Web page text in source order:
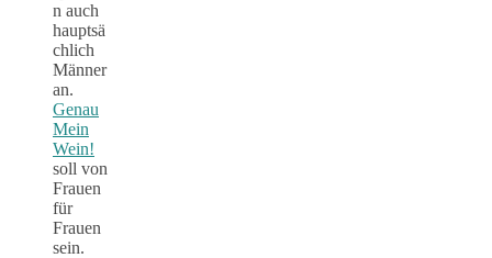
n auch
hauptsä
chlich
Männer
an.
Genau
Mein
Wein!
soll von
Frauen
für
Frauen
sein.